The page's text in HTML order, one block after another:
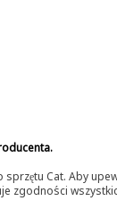
Cat. Aby
zgodności